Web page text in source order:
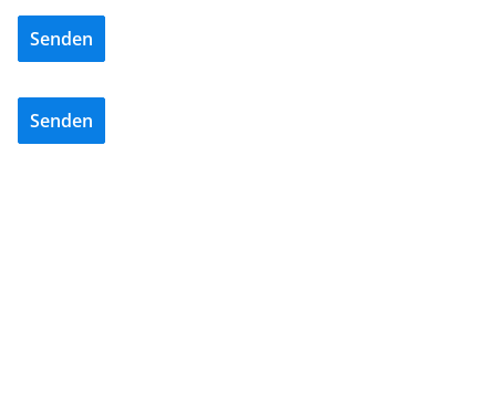
Senden
Senden